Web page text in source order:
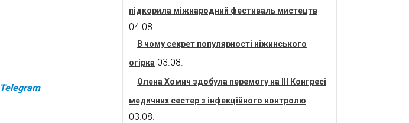
Telegram
підкорила міжнародний фестиваль мистецтв
04.08.
В чому секрет популярності ніжинського
огірка 03.08.
Олена Хомич здобула перемогу на ІІІ Конгресі
медичних сестер з інфекційного контролю
03.08.